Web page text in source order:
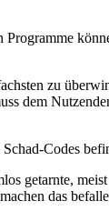
zu
dem
Codes
getarnte,
das